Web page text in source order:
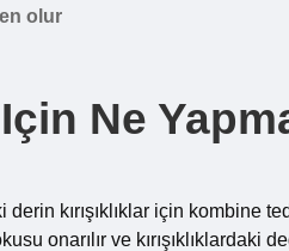
olur
Ne
derin kırışıklıklar için
onarılır ve kırışıklıklardaki